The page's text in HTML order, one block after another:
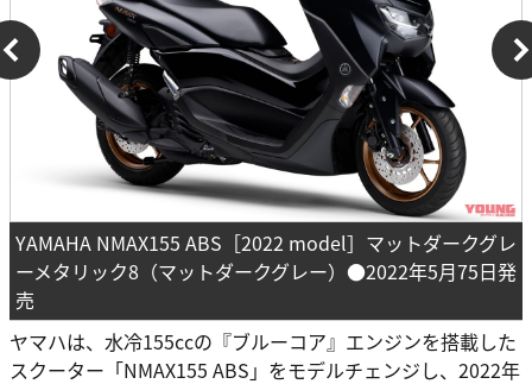
YAMAHA NMAX155 ABS［2022 model］マットダークグレ
ーメタリック8（マットダークグレー）●2022年5月75日発
売
ヤマハは、水冷155ccの『ブルーコア』エンジンを搭載した
スクーター「NMAX155 ABS」をモデルチェンジし、2022年